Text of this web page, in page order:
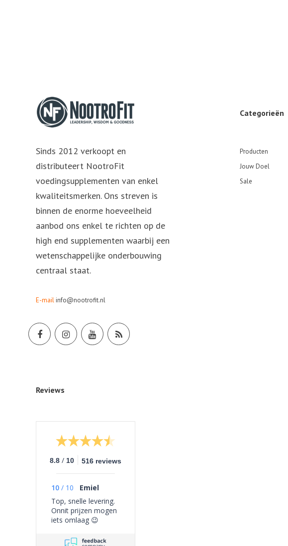
Sinds 2012 verkoopt en
distributeert NootroFit
voedingsupplementen van enkel
kwaliteitsmerken. Ons streven is
binnen de enorme hoeveelheid
aanbod ons enkel te richten op de
high end supplementen waarbij een
wetenschappelijke onderbouwing
centraal staat.
E-mailinfo@nootrofit.nl
Categorieën
Producten
Jouw Doel
Sale
Reviews
8.8 / 10 516 reviews
10 / 10
Emiel
Top, snelle levering.
Onnit prijzen mogen
iets omlaag 😉